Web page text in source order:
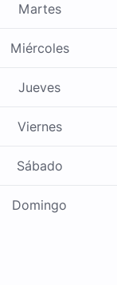
Martes
Miércoles
Jueves
Viernes
Sábado
Domingo